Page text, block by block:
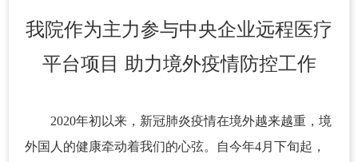
我院作为主力参与中央企业远程医疗
平台项目 助力境外疫情防控工作
2020年初以来，新冠肺炎疫情在境外越来越重，境
外国人的健康牵动着我们的心弦。自今年4月下旬起，